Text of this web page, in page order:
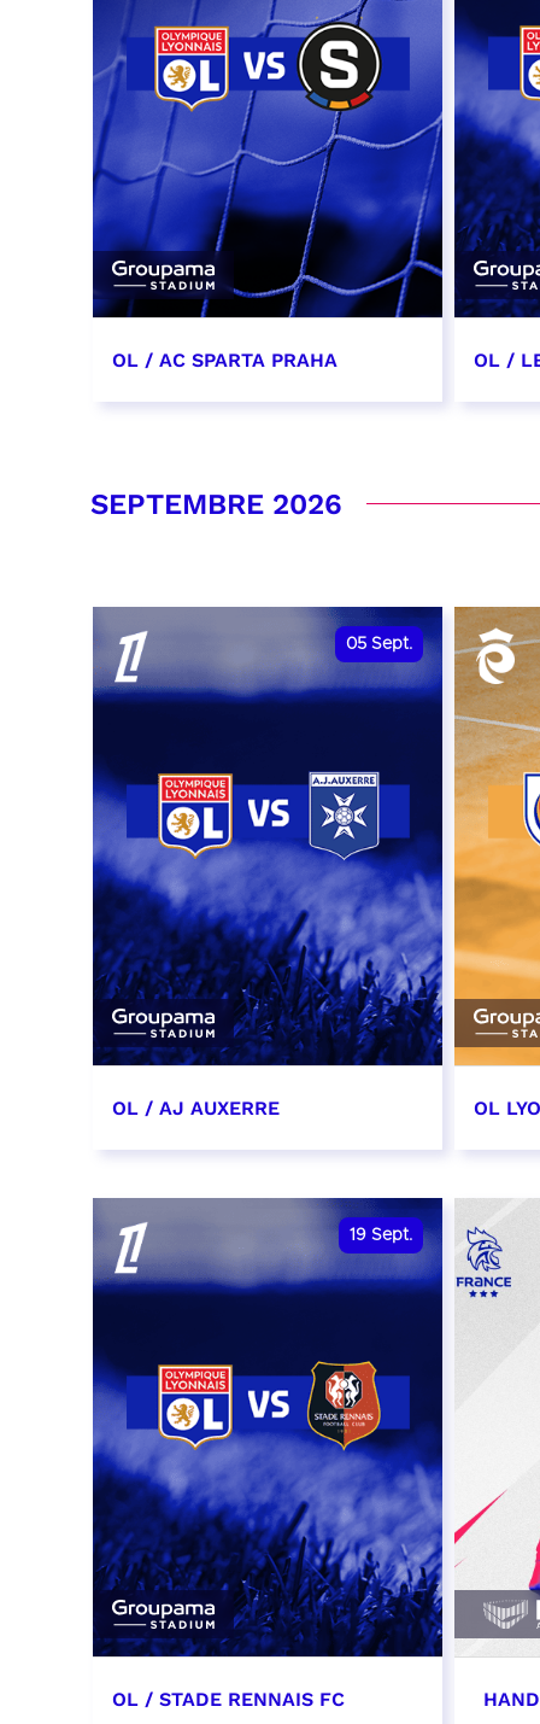
OL / AC SPARTA PRAHA OL /
SEPTEMBRE 2026
05 Sept.
OL / AJ AUXERRE
RÉSERVER
OL
19 Sept.
OL / STADE RENNAIS FC